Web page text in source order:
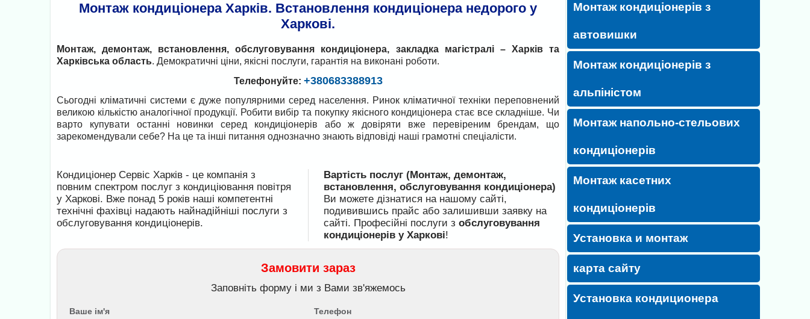
Монтаж кондиціонера Харків. Встановлення кондиціонера недорого у
Харкові.
Монтаж, демонтаж, встановлення, обслуговування кондиціонера, закладка магістралі – Харків та
Харківська область. Демократичні ціни, якісні послуги, гарантія на виконані роботи.
Телефонуйте: +380683388913
Сьогодні кліматичні системи є дуже популярними серед населення. Ринок кліматичної техніки переповнений
великою кількістю аналогічної продукції. Робити вибір та покупку якісного кондиціонера стає все складніше. Чи
варто купувати останні новинки серед кондиціонерів або ж довіряти вже перевіреним брендам, що
зарекомендували себе? На це та інші питання однозначно знають відповіді наші грамотні спеціалісти.
Кондиціонер Сервіс Харків - це компанія з
повним спектром послуг з кондиціювання повітря
у Харкові. Вже понад 5 років наші компетентні
технічні фахівці надають найнадійніші послуги з
обслуговування кондиціонерів.
Вартість послуг (Монтаж, демонтаж,
встановлення, обслуговування кондиціонера)
Ви можете дізнатися на нашому сайті,
подивившись прайс або залишивши заявку на
сайті. Професійні послуги з обслуговування
кондиціонерів у Харкові!
Замовити зараз
Заповніть форму і ми з Вами зв'яжемось
Ваше ім'я Телефон
Монтаж кондиціонерів з
автовишки
Монтаж кондиціонерів з
альпіністом
Монтаж напольно-стельових
кондиціонерів
Монтаж касетних
кондиціонерів
Установка и монтаж
карта сайту
Установка кондиционера